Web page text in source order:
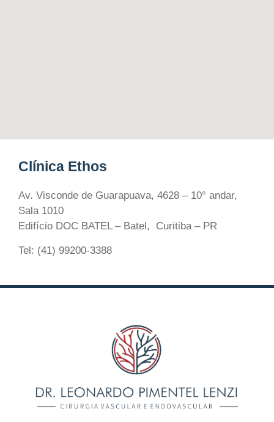
Clínica Ethos
Av. Visconde de Guarapuava, 4628 – 10° andar,
Sala 1010
Edifício DOC BATEL – Batel, Curitiba – PR
Tel: (41) 99200-3388